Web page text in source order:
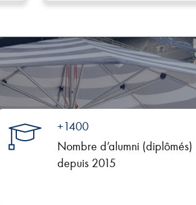
+1400
Nombre d’alumni (diplômés)
depuis 2015